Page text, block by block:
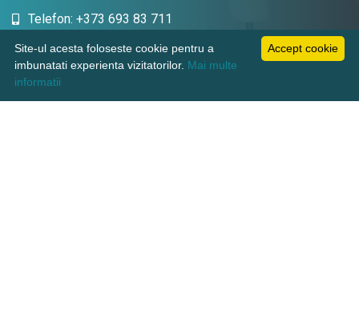
Telefon: +373 693 83 711
Email: topdent.technic@gmail.com
Accept cookie
Site-ul acesta foloseste cookie pentru a
imbunatati experienta vizitatorilor. Mai multe
informatii